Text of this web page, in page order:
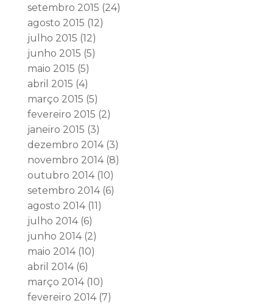
setembro 2015 (24)
agosto 2015 (12)
julho 2015 (12)
junho 2015 (5)
maio 2015 (5)
abril 2015 (4)
março 2015 (5)
fevereiro 2015 (2)
janeiro 2015 (3)
dezembro 2014(3)
novembro 2014(8)
outubro 2014(10)
setembro 2014(6)
agosto 2014(11)
julho 2014(6)
junho 2014(2)
maio 2014(10)
abril 2014(6)
março 2014(10)
fevereiro 2014(7)